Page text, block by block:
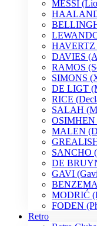
MESSI
HAVERTZ
DAVIES
RAMOS
SIMONS
DE LIGT
RICE
SALAH
OSIMHEN
MALEN
SANCHO
DE
GAVI
MODRIĆ
FODEN
Retro